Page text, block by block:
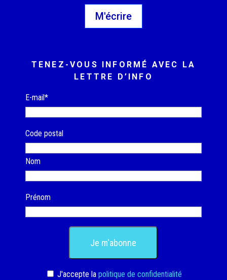
M'écrire
TENEZ-VOUS INFORMÉ AVEC LA
LETTRE D’INFO
E-mail*
Code postal
Nom
Prénom
J'accepte la politique de confidentialité